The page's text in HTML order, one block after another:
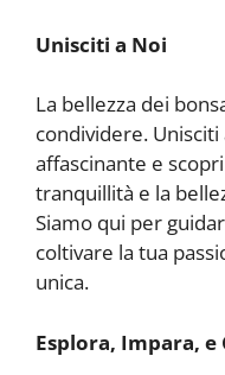
Unisciti a Noi
La bellezza dei
condividere.
affascinante e
tranquillità e la
Siamo qui per
coltivare la tua
unica.
Esplora, Impara, e